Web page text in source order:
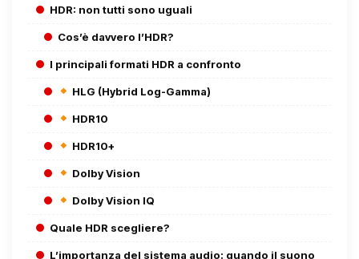
HDR: non tutti sono uguali
Cos’è davvero l’HDR?
I principali formati HDR a confronto
HLG (Hybrid Log-Gamma)
HDR10
HDR10+
Dolby Vision
Dolby Vision IQ
Quale HDR scegliere?
L’importanza del sistema audio: quando il suono